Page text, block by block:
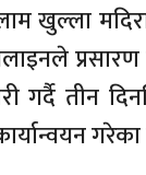
खुल्ला
तीन